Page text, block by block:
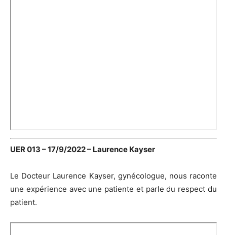
UER 013 – 17/9/2022 – Laurence Kayser
Le Docteur Laurence Kayser, gynécologue, nous raconte
une expérience avec une patiente et parle du respect du
patient.